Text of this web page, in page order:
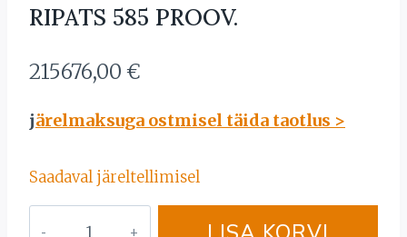
RIPATS 585 PROOV.
215676,00 €
järelmaksuga ostmisel täida taotlus >
Saadaval järeltellimisel